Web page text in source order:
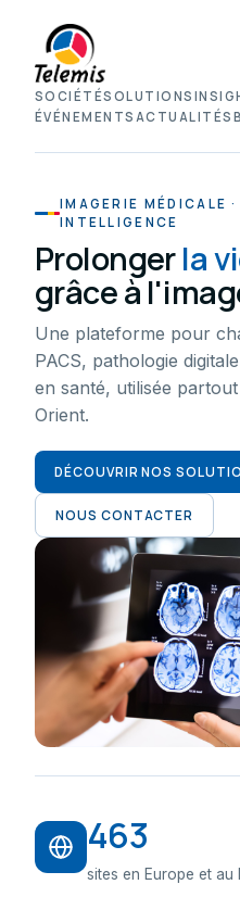
SOCIÉTÉSOLUTIONS
ÉVÉNEMENTS ACTUALITÉS
IMAGERIE MÉDICALE
INTELLIGENCE
Prolongerla
grâce à
Une plateforme pour
PACS, pathologie
en santé, utilisée
Orient.
DÉCOUVRIR NOS
NOUS CONTACTER
463
sites en Europe et